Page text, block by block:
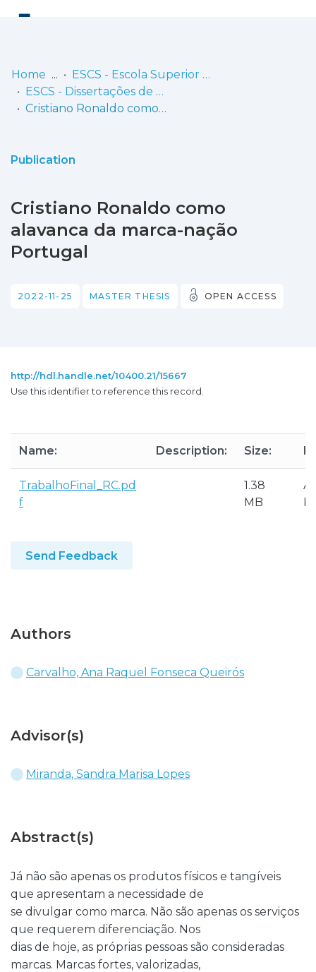
Communities
Statistics
Home
ESCS - Escola Superior de Comunicação Social
ESCS - Dissertações de Mestrado
Cristiano Ronaldo como alavanca da marca-nação Portugal
Publication
Cristiano Ronaldo como
alavanca da marca-nação
Portugal
2022-11-25 MASTER THESIS OPEN ACCESS
http://hdl.handle.net/10400.21/15667
Use this identifier to reference this record.
Name: Description: Size:
TrabalhoFinal_RC.pd
f
1.38
MB
Send Feedback
Authors
Carvalho, Ana Raquel Fonseca Queirós
Advisor(s)
Miranda, Sandra Marisa Lopes
Abstract(s)
Já não são apenas os produtos físicos e tangíveis
que apresentam a necessidade de
se divulgar como marca. Não são apenas os serviços
que requerem diferenciação. Nos
dias de hoje, as próprias pessoas são consideradas
marcas. Marcas fortes, valorizadas,